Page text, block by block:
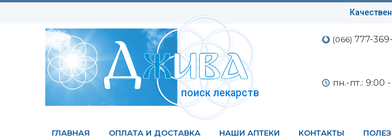
поиск лекарств
(066) 777-
пн.-пт.: 9:00
ГЛАВНАЯ ОПЛАТА И ДОСТАВКА НАШИ АПТЕКИ КОНТАКТЫ